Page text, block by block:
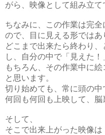
がら、映像として組み立て
ちなみに、この作業は完
ので、目に見える形ではあ
どこまで出来たら終わり
し、自分の中で「見えた！
もちろん、その作業中に
と思います。
切り始めても、常に頭の中
何回も何回も上映して、脳
そして、
そこで出来上がった映像